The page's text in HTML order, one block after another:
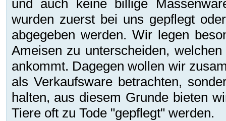
und auch keine billige
wurden zuerst bei uns gepflegt
abgegeben werden. Wir legen
Ameisen zu unterscheiden,
ankommt. Dagegen wollen wir
als Verkaufsware betrachten,
halten, aus diesem Grunde bieten
Tiere oft zu Tode "gepflegt" werden.